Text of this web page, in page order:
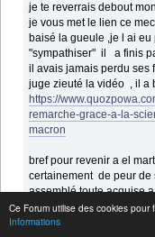
Ce Forum utilise des cookies pour
Informations
je te reverrais debout
je vous met le lien ce
baisé la gueule ,je l ai
"sympathiser" il a finis
il avais jamais perdu ses
juge zieuté la vidéo , il a
https://
remarche-grace-a-la-
macron
bref pour revenir a el
certainement de peur de
assemblé toute acquise
je sais que certains ici